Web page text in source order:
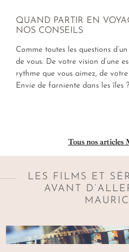
QUAND PARTIR EN
NOS CONSEILS
Comme toutes les questions
de vous. De votre vision d’une
rythme que vous aimez, de
Envie de farniente dans les îles
Tous nos articles
LES FILMS ET
AVANT